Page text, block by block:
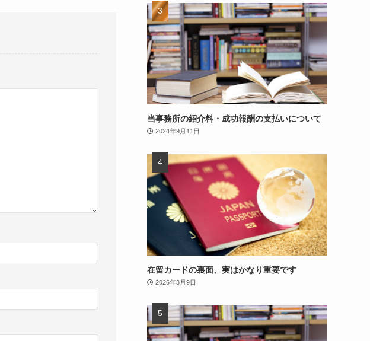
当事務所の紹介料・成功報酬の支払いについて
2024年9月11日
在留カードの裏面、実はかなり重要です
2026年3月9日